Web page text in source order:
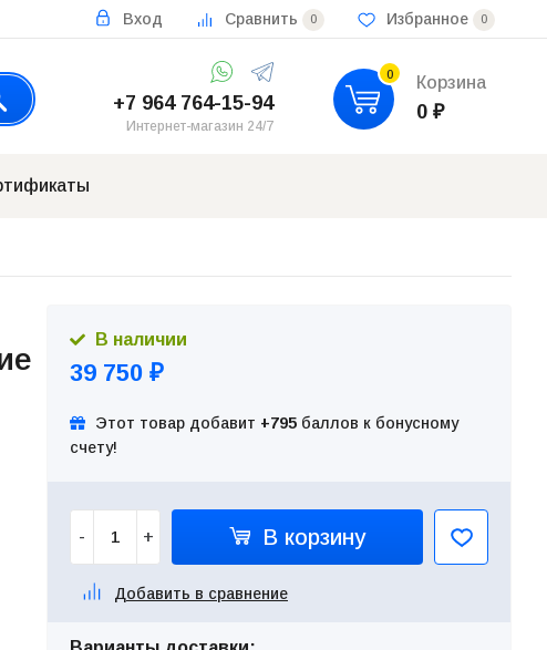
Вход Сравнить 0 Избранное 0
+7 964 764-15-94
Интернет-магазин 24/7
0 Корзина
0 ₽
В наличии
39 750 ₽
Этот товар добавит +795 баллов к бонусному
счету!
- + В корзину
Добавить в сравнение